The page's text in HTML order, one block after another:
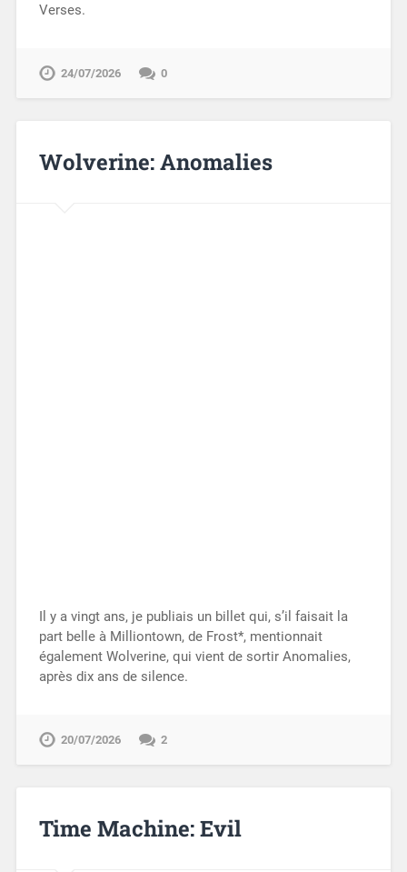
Verses.
24/07/2026 0
Wolverine: Anomalies
Il y a vingt ans, je publiais un billet qui, s’il faisait la
part belle à Milliontown, de Frost*, mentionnait
également Wolverine, qui vient de sortir Anomalies,
après dix ans de silence.
20/07/2026 2
Time Machine: Evil